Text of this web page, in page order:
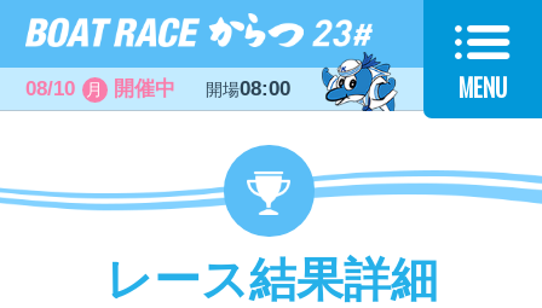
08/10 月 開催中 開場08:00 MENU
レース結果詳細